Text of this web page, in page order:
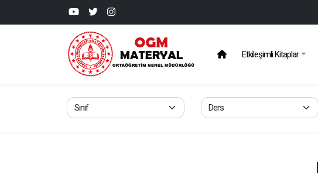
Etkileşimli Kitaplar